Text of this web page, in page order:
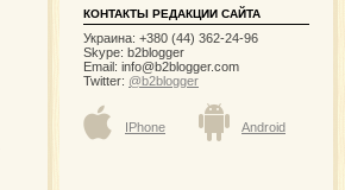
КОНТАКТЫ РЕДАКЦИИ САЙТА
Украина: +380 (44) 362-24-96
Skype: b2blogger
Email: info@b2blogger.com
Twitter: @b2blogger
IPhone Android